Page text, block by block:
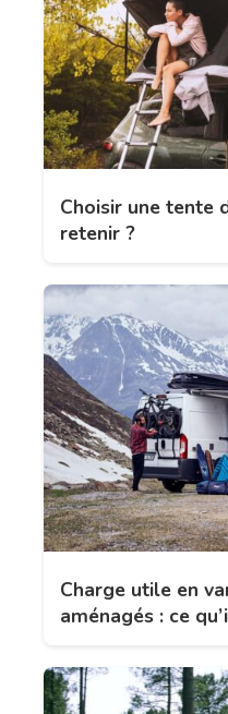
Choisir une tente
retenir ?
Charge utile en
aménagés : ce